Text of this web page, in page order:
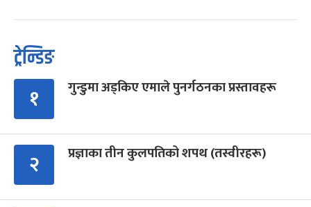
ट्रेन्डिङ
१ गुन्डुमा अड्किए एमाले पुनर्गठनका प्रस्तावहरू
२ प्रज्ञाका तीन कुलपतिको शपथ (तस्वीरहरू)